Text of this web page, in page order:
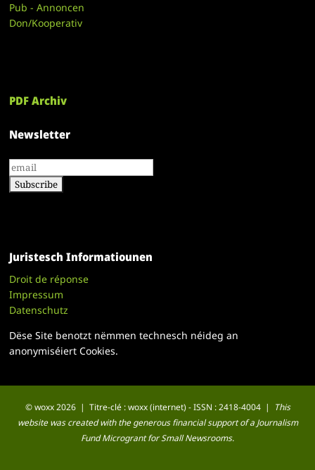
Pub - Annoncen
Don/Kooperativ
PDF Archiv
Newsletter
Juristesch Informatiounen
Droit de réponse
Impressum
Datenschutz
Dëse Site benotzt nëmmen technesch néideg an
anonymiséiert Cookies.
© woxx 2026 | Titre-clé : woxx (internet) - ISSN : 2418-4004 |
This
website was created with the generous financial support of a Journalism
Fund Microgrant for Small Newsrooms.